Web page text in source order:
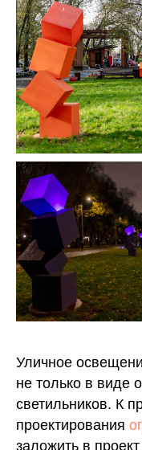
Уличное
не только в виде
светильников. К
проектирования
заложить в